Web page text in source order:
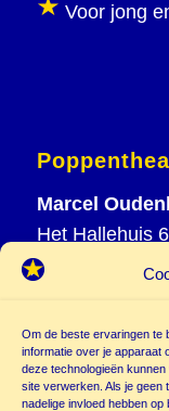
Om de beste ervaringen te
informatie over je apparaat
deze technologieën
site verwerken. Als je geen
nadelige invloed hebben op
Voor jong
Marcel
Het Hallehuis
3823 VH
M 06 20 26 94
info@